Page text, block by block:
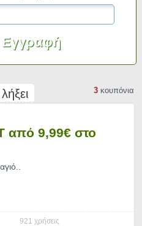
3κουπόνια
από 9,99€ στο
..
921 χρήσεις